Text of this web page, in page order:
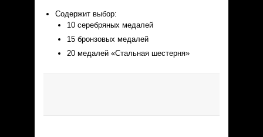
Содержит выбор:
10 серебряных медалей
15 бронзовых медалей
20 медалей «Стальная шестерня»